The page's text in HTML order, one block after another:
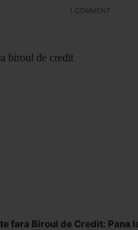
1 COMMENT
fara Biroul de Credit: Pana